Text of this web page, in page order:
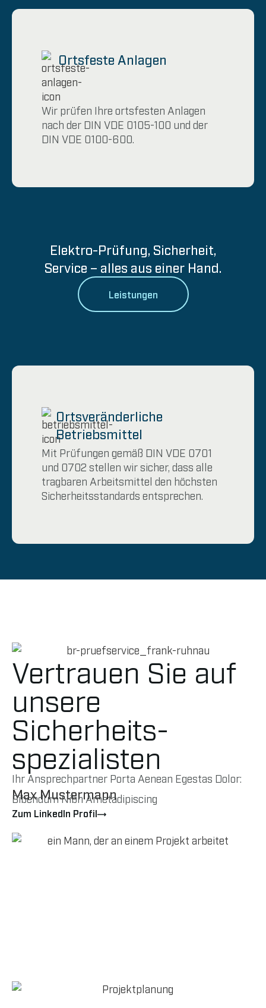
Ortsfeste Anlagen
Wir prüfen Ihre ortsfesten Anlagen
nach der DIN VDE 0105-100 und der
DIN VDE 0100-600.
Elektro-Prüfung, Sicherheit,
Service – alles aus einer Hand.
Leistungen
Ortsveränderliche
Betriebsmittel
Mit Prüfungen gemäß DIN VDE 0701
und 0702 stellen wir sicher, dass alle
tragbaren Arbeitsmittel den höchsten
Sicherheitsstandards entsprechen.
Vertrauen Sie auf
unsere
Sicherheits­
spezialisten
Ihr Ansprechpartner Porta Aenean Egestas Dolor:
Max Mustermann
Bibendum Nibh Ametadipiscing
Zum LinkedIn Profil